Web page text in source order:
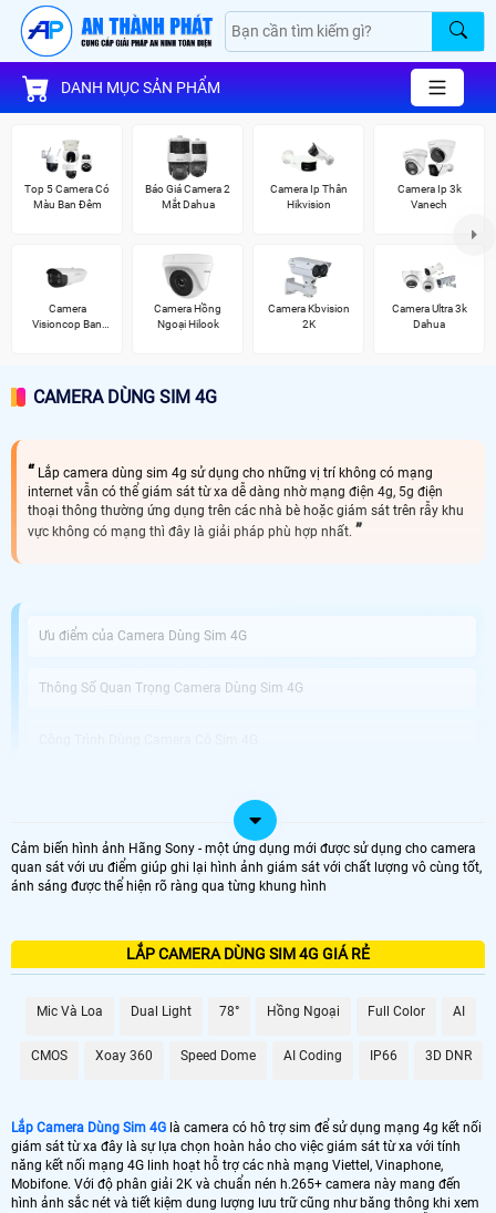
DANH MỤC SẢN PHẨM
Top 5 Camera Có
Màu Ban Đêm
Báo Giá Camera 2
Mắt Dahua
Camera Ip Thân
Hikvision
Camera Ip 3k
Vanech
Camera
Visioncop Ban
Camera Hồng
Ngoại Hilook
Camera Kbvision
2K
Camera Ultra 3k
Dahua
CAMERA DÙNG SIM 4G
Lắp camera dùng sim 4g sử dụng cho những vị trí không có mạng
internet vẫn có thể giám sát từ xa dễ dàng nhờ mạng điện 4g, 5g điện
thoại thông thường ứng dụng trên các nhà bè hoặc giám sát trên rẫy khu
vực không có mạng thì đây là giải pháp phù hợp nhất.
Ưu điểm của Camera Dùng Sim 4G
Thông Số Quan Trọng Camera Dùng Sim 4G
Lắp Camera Dùng Sim 4G là lựa chọn hoàn hảo cho việc giám sát từ xa và bảo
vệ an ninh tại những vị trí không có sẵn kết nối wifi. Với thiết kế tiện lợi và tính
năng nổi bật, đây là giải pháp hiệu quả để quản lý và giám sát căn nhà, cửa
thông qua ứng dụng điện thoại di động mà không cần phải kết nối qua wifi. ♻️
Nét độc đáo hơn của sản phẩm với khả năng tải dữ liệu qua sim 4G bạn có thể
Camera Dùng Sim 4G được trang bị hệ thống báo động chống trộm thông
Độ nét cao lên đến 2k cung cấp hình ảnh rõ nét và sắc nét, giúp bạn theo dõi
mọi chi tiết một cách rõ ràng. Với kết nối ổn định và tin cậy, Camera Dùng Sim
toàn tin cậy an toàn và tiện lợi cho không gian của bạn.
Cảm biến hình ảnh Hãng Sony - một ứng dụng mới được sử dụng cho camera
quan sát với ưu điểm giúp ghi lại hình ảnh giám sát với chất lượng vô cùng tốt,
ánh sáng được thể hiện rõ ràng qua từng khung hình
LẮP CAMERA DÙNG SIM 4G GIÁ RẺ
Mic Và Loa Dual Light 78° Hồng Ngoại Full Color AI
CMOS Xoay 360 Speed Dome AI Coding IP66 3D DNR
Lắp Camera Dùng Sim 4G là camera có hô trợ sim để sử dụng mạng 4g kết nối
giám sát từ xa đây là sự lựa chọn hoàn hảo cho việc giám sát từ xa với tính
năng kết nối mạng 4G linh hoạt hỗ trợ các nhà mạng Viettel, Vinaphone,
Mobifone. Với độ phân giải 2K và chuẩn nén h.265+ camera này mang đến
hình ảnh sắc nét và tiết kiệm dung lượng lưu trữ cũng như băng thông khi xem